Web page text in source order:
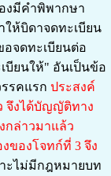
งมีคำพิพากษา
ห้บิดาจดทะเบียน
อจดทะเบียนต่อ
บียนให้" อันเป็นข้อ
รคแรก ประสงค์
จึงได้บัญญัติทาง
กล่าวมาแล้ว
ของโจทก์ที่ 3 จึง
ะไม่มีกฎหมายบท